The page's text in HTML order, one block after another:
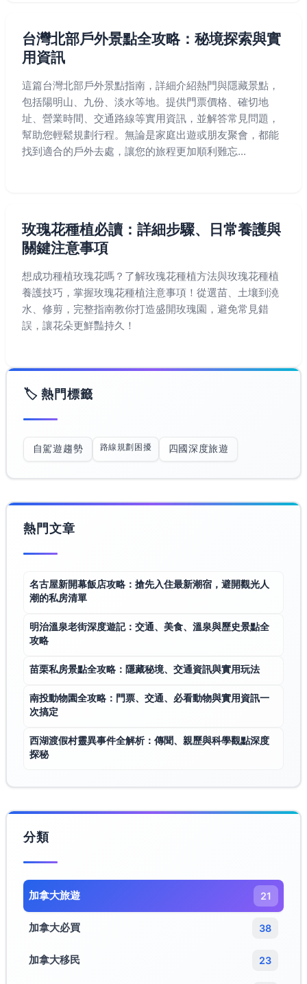
台灣北部戶外景點全攻略：秘境探索與實
用資訊
這篇台灣北部戶外景點指南，詳細介紹熱門與隱藏景點，
包括陽明山、九份、淡水等地。提供門票價格、確切地
址、營業時間、交通路線等實用資訊，並解答常見問題，
幫助您輕鬆規劃行程。無論是家庭出遊或朋友聚會，都能
找到適合的戶外去處，讓您的旅程更加順利難忘...
玫瑰花種植必讀：詳細步驟、日常養護與
關鍵注意事項
想成功種植玫瑰花嗎？了解玫瑰花種植方法與玫瑰花種植
養護技巧，掌握玫瑰花種植注意事項！從選苗、土壤到澆
水、修剪，完整指南教你打造盛開玫瑰園，避免常見錯
誤，讓花朵更鮮豔持久！
🏷️ 熱門標籤
自駕遊趨勢 路線規劃困擾 四國深度旅遊
熱門文章
名古屋新開幕飯店攻略：搶先入住最新潮宿，避開觀光人
潮的私房清單
明治溫泉老街深度遊記：交通、美食、溫泉與歷史景點全
攻略
苗栗私房景點全攻略：隱藏秘境、交通資訊與實用玩法
南投動物園全攻略：門票、交通、必看動物與實用資訊一
次搞定
西湖渡假村靈異事件全解析：傳聞、親歷與科學觀點深度
探秘
分類
加拿大旅遊​ 21
加拿大必買 38
加拿大移民 23